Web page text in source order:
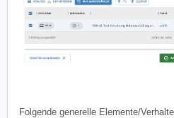
Folgende generelle Elemente/